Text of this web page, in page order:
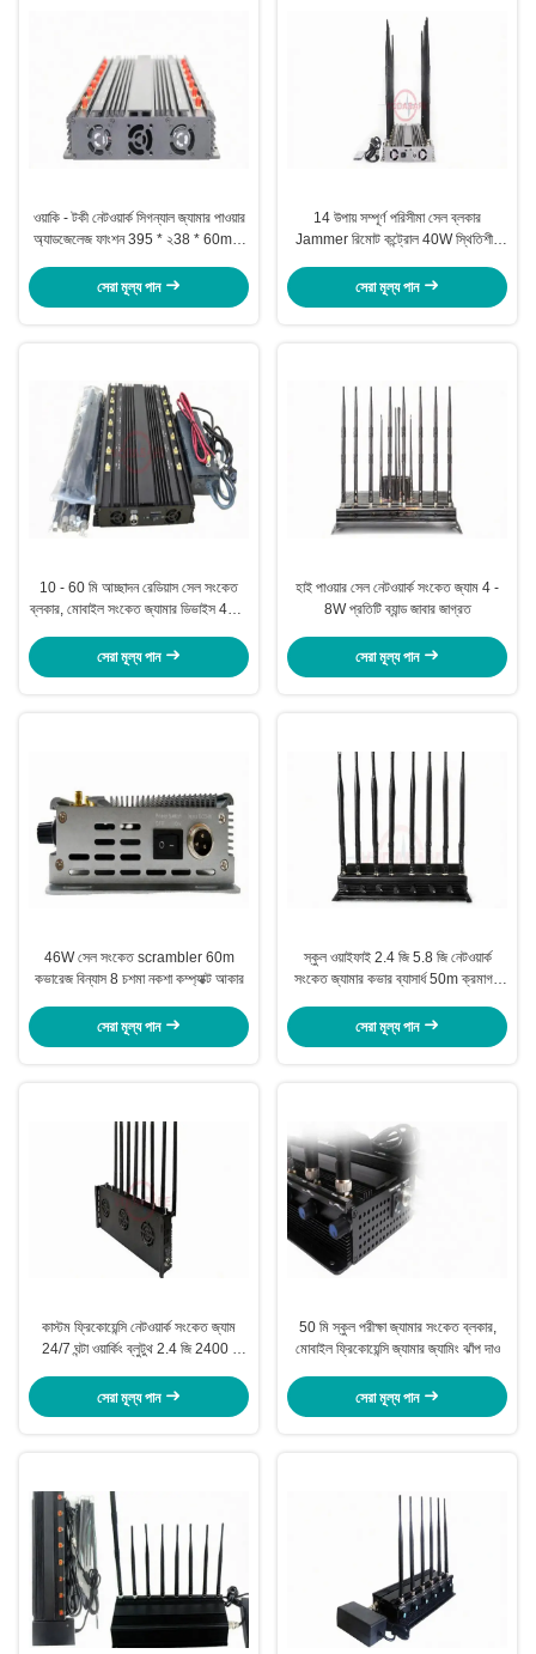
ওয়াকি - টকী নেটওয়ার্ক সিগন্যাল জ্যামার পাওয়ার
অ্যাডজেলেজ ফাংশন 395 * ২38 * 60mm
সেরা মূল্য পান
14 উপায় সম্পূর্ণ পরিসীমা সেল ব্লকার
Jammer রিমোট কন্ট্রোল 40W স্থিতিশীল
সেরা মূল্য পান
10 - 60 মি আচ্ছাদন রেডিয়াস সেল সংকেত
ব্লকার, মোবাইল সংকেত জ্যামার ডিভাইস 40W
সেরা মূল্য পান
হাই পাওয়ার সেল নেটওয়ার্ক সংকেত জ্যাম 4 -
8W প্রতিটি ব্যান্ড জাবার জাগ্রত
সেরা মূল্য পান
46W সেল সংকেত scrambler 60m
কভারেজ বিন্যাস 8 চশমা নকশা কম্প্যাক্ট আকার
সেরা মূল্য পান
স্কুল ওয়াইফাই 2.4 জি 5.8 জি নেটওয়ার্ক
সংকেত জ্যামার কভার ব্যাসার্ধ 50m ক্রমাগত
সেরা মূল্য পান
কাস্টম ফ্রিকোয়েন্সি নেটওয়ার্ক সংকেত জ্যাম
24/7 ঘন্টা ওয়ার্কিং ব্লুটুথ 2.4 জি 2400 -
সেরা মূল্য পান
50 মি স্কুল পরীক্ষা জ্যামার সংকেত ব্লকার,
মোবাইল ফ্রিকোয়েন্সি জ্যামার জ্যামিং ঝাঁপ দাও
সেরা মূল্য পান